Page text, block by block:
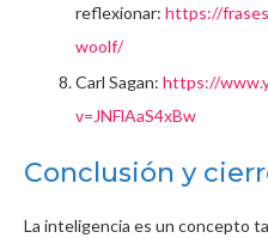
reflexionar: https://
woolf/
Carl Sagan: https://
v=JNFlAaS4xBw
Conclusión y
La inteligencia es un concepto